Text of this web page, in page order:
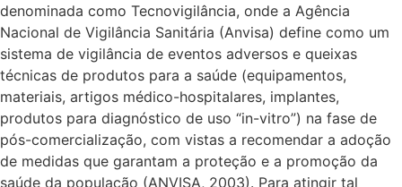
denominada como Tecnovigilância, onde a Agência
Nacional de Vigilância Sanitária (Anvisa) define como um
sistema de vigilância de eventos adversos e queixas
técnicas de produtos para a saúde (equipamentos,
materiais, artigos médico-hospitalares, implantes,
produtos para diagnóstico de uso “in-vitro”) na fase de
pós-comercialização, com vistas a recomendar a adoção
de medidas que garantam a proteção e a promoção da
saúde da população (ANVISA, 2003). Para atingir tal